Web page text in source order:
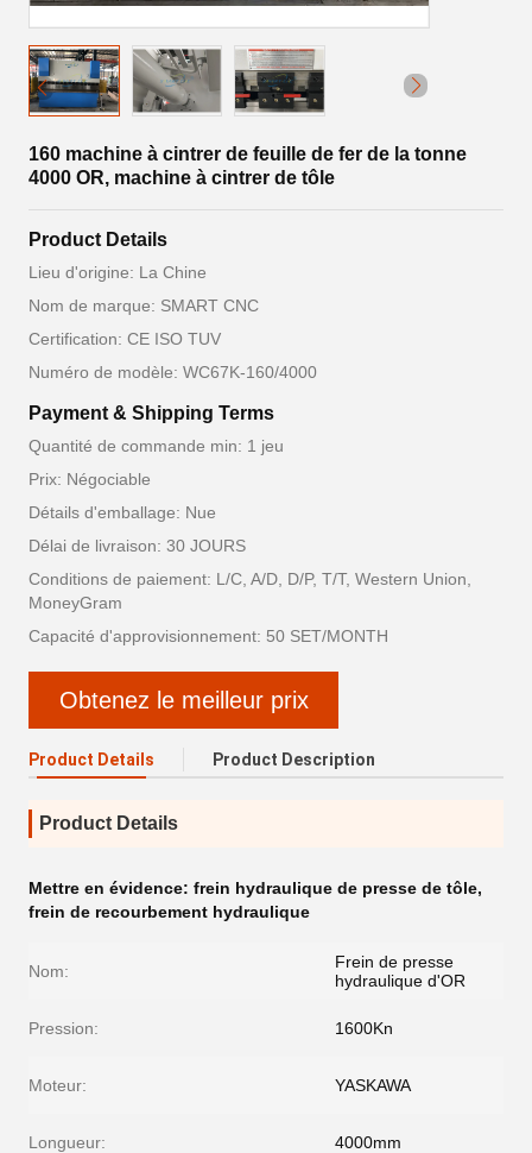
160 machine à cintrer de feuille de fer de la tonne
4000 OR, machine à cintrer de tôle
Product Details
Lieu d'origine: La Chine
Nom de marque: SMART CNC
Certification: CE ISO TUV
Numéro de modèle: WC67K-160/4000
Payment & Shipping Terms
Quantité de commande min: 1 jeu
Prix: Négociable
Détails d'emballage: Nue
Délai de livraison: 30 JOURS
Conditions de paiement: L/C, A/D, D/P, T/T, Western Union,
MoneyGram
Capacité d'approvisionnement: 50 SET/MONTH
Obtenez le meilleur prix
Product Details Product Description
Product Details
Mettre en évidence: frein hydraulique de presse de tôle,
frein de recourbement hydraulique
Nom:
Frein de presse
hydraulique d'OR
Pression: 1600Kn
Moteur: YASKAWA
Longueur: 4000mm